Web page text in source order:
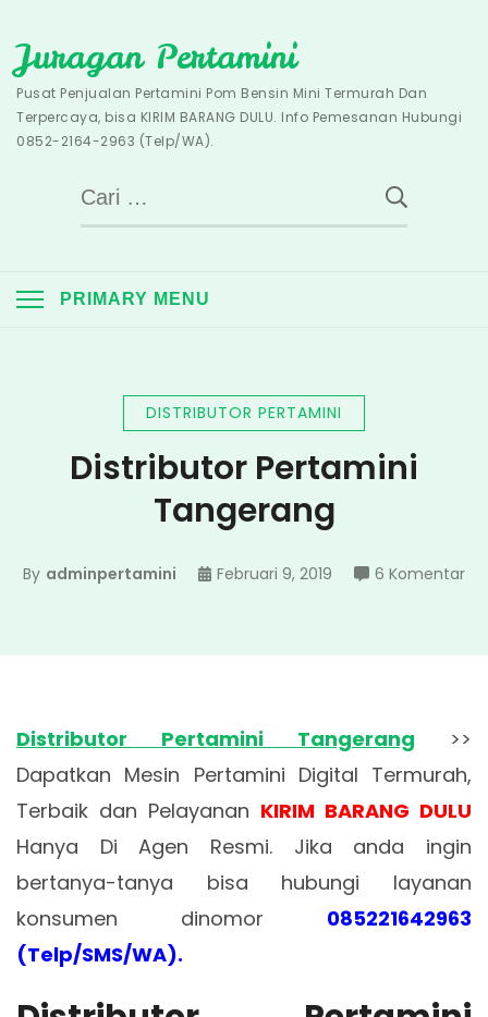
to
content
Juragan Pertamini
Pusat Penjualan Pertamini Pom Bensin Mini Termurah Dan
Terpercaya, bisa KIRIM BARANG DULU. Info Pemesanan Hubungi
0852-2164-2963 (Telp/WA).
Cari
untuk:
PRIMARY MENU
DISTRIBUTOR PERTAMINI
Distributor Pertamini
Tangerang
By adminpertamini Februari 9, 2019 6 Komentar
Distributor Pertamini Tangerang >>
Dapatkan Mesin Pertamini Digital Termurah,
Terbaik dan Pelayanan KIRIM BARANG DULU
Hanya Di Agen Resmi. Jika anda ingin
bertanya-tanya bisa hubungi layanan
konsumen dinomor 085221642963
(Telp/SMS/WA).